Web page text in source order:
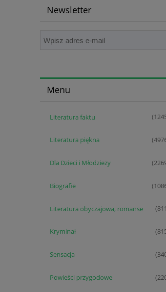
Newsletter
Menu
Literatura faktu
Literatura piękna
Dla Dzieci i Młodzieży
Biografie
Literatura obyczajowa, romanse
Kryminał
Sensacja
Powieści przygodowe